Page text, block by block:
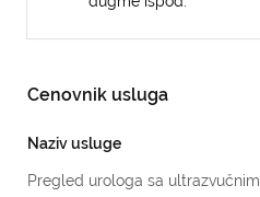
Cenovnik usluga
Naziv usluge
Pregled urologa sa ultrazvučnim